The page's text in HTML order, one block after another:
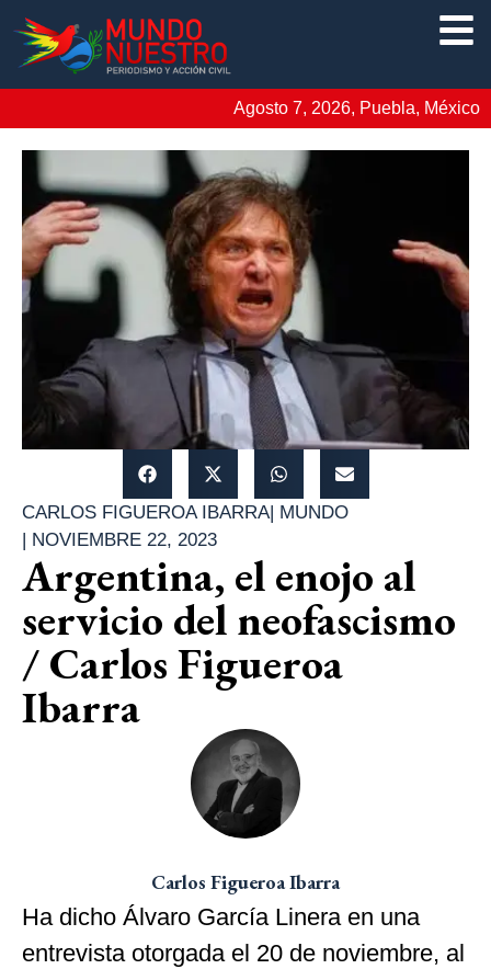
Agosto 7, 2026, Puebla, México
CARLOS FIGUEROA IBARRA| MUNDO
| NOVIEMBRE 22, 2023
Argentina, el enojo al
servicio del neofascismo
/ Carlos Figueroa
Ibarra
Carlos Figueroa Ibarra
Ha dicho Álvaro García Linera en una
entrevista otorgada el 20 de noviembre, al